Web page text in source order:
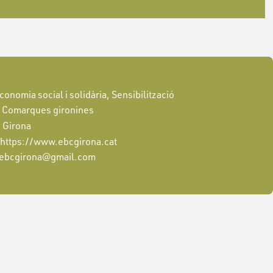
social i solidària, Sensibilització
Comarques gironines
Girona
https://www.ebcgirona.cat